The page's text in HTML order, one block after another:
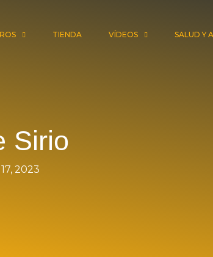
TIENDA VÍDEOS SALUD Y
Sirio
2023